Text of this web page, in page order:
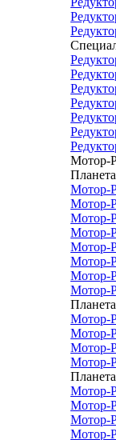
Мотор-
Мотор-
Мотор-
Мотор-
Мотор-
Мотор-
Мотор-
Мотор-
Мотор-
Мотор-
Мотор-
Мотор-
Мотор-
Мотор-
Мотор-
Мотор-
Мотор-